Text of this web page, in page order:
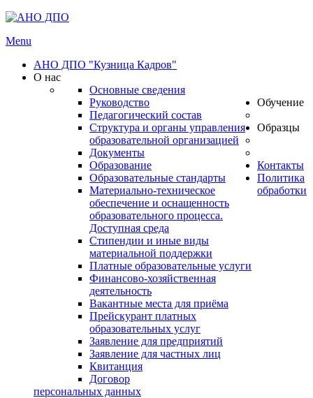
Menu
АНО ДПО "Кузница Кадров"
О нас
Основные сведения
Руководство
Педагогический состав
Структура и органы управления
образовательной организацией
Документы
Образование
Образовательные стандарты
Материально-техническое
обеспечение и оснащенность
образовательного процесса.
Доступная среда
Стипендии и иные виды
материальной поддержки
Платные образовательные услуги
Финансово-хозяйственная
деятельность
Вакантные места для приёма
Обучение
Прейскурант платных
образовательных услуг
Образцы
Заявление для предприятий
Заявление для частных лиц
Квитанция
Договор
Контакты
Политика
обработки
персональных данных